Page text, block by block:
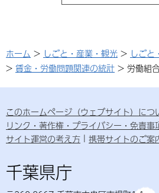
ホーム > しごと・産業・観光 > しごと
> 賃金・労働問題関連の統計 > 労働組
このホームページ（ウェブサイト）につ
リンク・著作権・プライバシー・免責事
サイト運営の考え方
携帯サイトのご案
千葉県庁